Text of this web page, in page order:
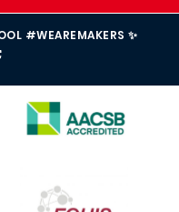
#WEAREMAKERS ✨